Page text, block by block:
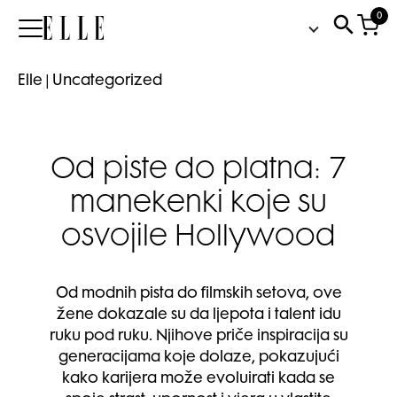
Elle
0
Elle Uncategorized
Od piste do platna: 7
manekenki koje su
osvojile Hollywood
Od modnih pista do filmskih setova, ove
žene dokazale su da ljepota i talent idu
ruku pod ruku. Njihove priče inspiracija su
generacijama koje dolaze, pokazujući
kako karijera može evoluirati kada se